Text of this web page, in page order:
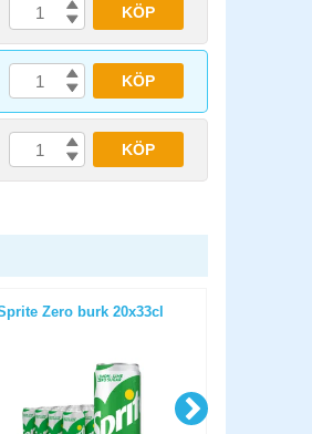
KÖP
KÖP
KÖP
Zero burk 20x33cl